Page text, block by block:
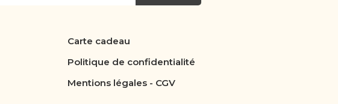
Carte cadeau
Politique de confidentialité
Mentions légales - CGV